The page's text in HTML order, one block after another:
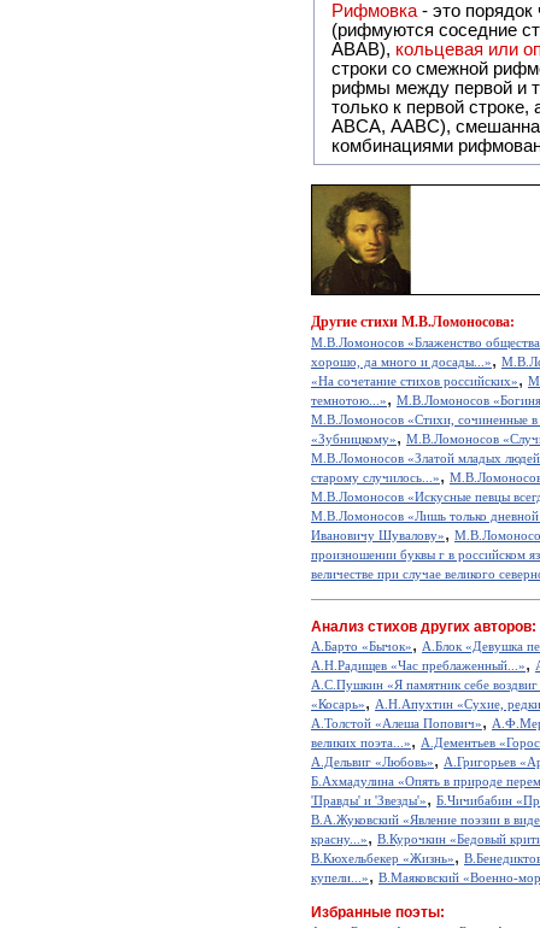
Рифмовка - это
(рифмуются соседние
ABAB), кольцевая или
строки со смежной
рифмы между первой и
только к первой
ABCA, AABC), смешанная или вольная рифмовка (рифмовка в сложных строфах с различными
комбинациями
Другие стихи М.В.Ломоносова:
М.В.Ломоносов «Блаженство общества
хорошо, да много и досады...»,
«На сочетание стиxов российскиx»,
темнотою...», М.В.Ломоносов
М.В.Ломоносов «Стихи, сочиненные в
«Зубницкому», М.В.Ломоносов
М.В.Ломоносов «Златой младых людей
старому случилось...», М.В.Ломоносов
М.В.Ломоносов «Искусные певцы
М.В.Ломоносов «Лишь только
Ивановичу Шувалову»,
произношении буквы г в российском
величестве при случае великого
Анализ стихов других авторов:
А.Барто «Бычок», А.Блок «Девушка
А.Н.Радищев «Час преблаженный...»,
А.С.Пушкин «Я памятник себе
«Косарь», А.Н.Апухтин «Сухие,
А.Толстой «Алеша Попович»,
великих поэта...», А.Дементьев
А.Дельвиг «Любовь», А.Григорьев
Б.Ахмадулина «Опять в природе
'Правды' и 'Звезды'», Б.Чичибабин
В.А.Жуковский «Явление поэзии в
красну...», В.Курочкин «Бедовый
В.Кюхельбекер «Жизнь»,
купели...», В.Маяковский «Военно-
Избранные поэты: